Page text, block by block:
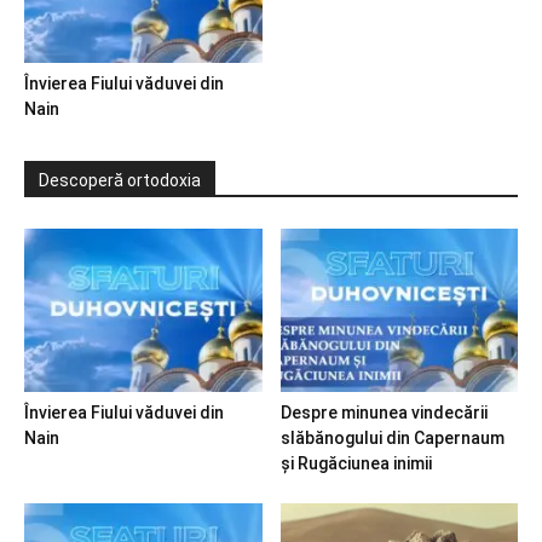
Învierea Fiului văduvei din
Nain
Descoperă ortodoxia
Învierea Fiului văduvei din
Nain
Despre minunea vindecării
slăbănogului din Capernaum
și Rugăciunea inimii